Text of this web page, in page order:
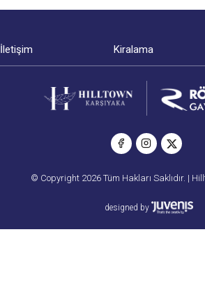
İletişim Kiralama
© Copyright 2026 Tüm Hakları Saklıdır. |
designed by